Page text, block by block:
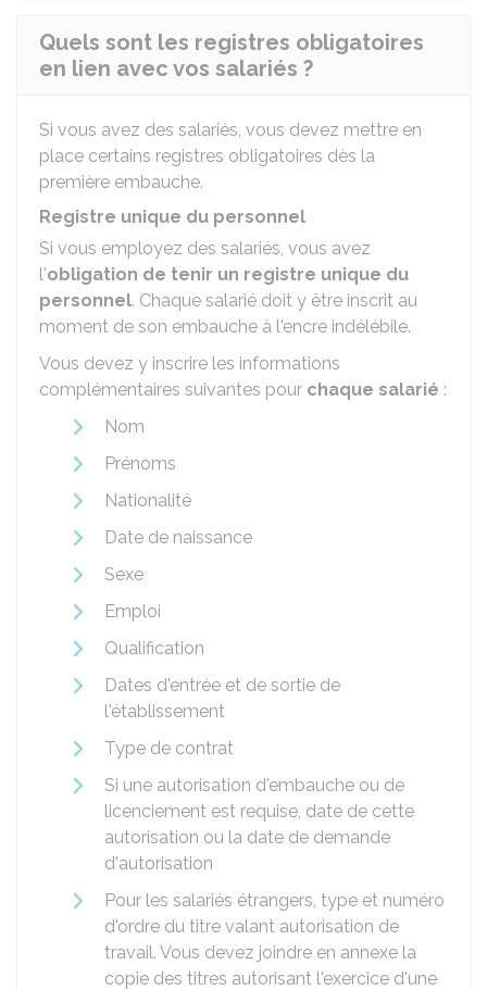
Quels sont les registres obligatoires
en lien avec vos salariés ?
Si vous avez des salariés, vous devez mettre en
place certains registres obligatoires dès la
première embauche.
Registre unique du personnel
Si vous employez des salariés, vous avez
l'obligation de tenir un registre unique du
personnel. Chaque salarié doit y être inscrit au
moment de son embauche à l'encre indélébile.
Vous devez y inscrire les informations
complémentaires suivantes pour chaque salarié :
Nom
Prénoms
Nationalité
Date de naissance
Sexe
Emploi
Qualification
Dates d'entrée et de sortie de
l'établissement
Type de contrat
Si une autorisation d'embauche ou de
licenciement est requise, date de cette
autorisation ou la date de demande
d'autorisation
Pour les salariés étrangers, type et numéro
d'ordre du titre valant autorisation de
travail. Vous devez joindre en annexe la
copie des titres autorisant l'exercice d'une